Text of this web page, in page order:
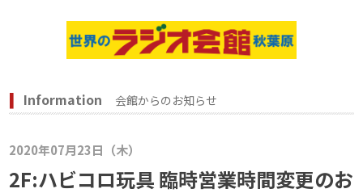
Information 会館からのお知らせ
2020年07月23日（木）
2F:ハビコロ玩具 臨時営業時間変更のお